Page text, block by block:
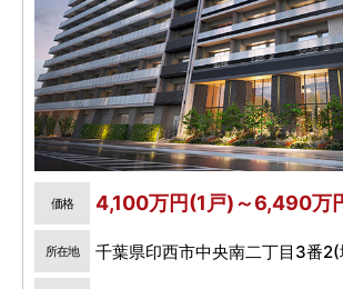
価格 4,100万円(1戸)～6,490万
所在地 千葉県印西市中央南二丁目3番